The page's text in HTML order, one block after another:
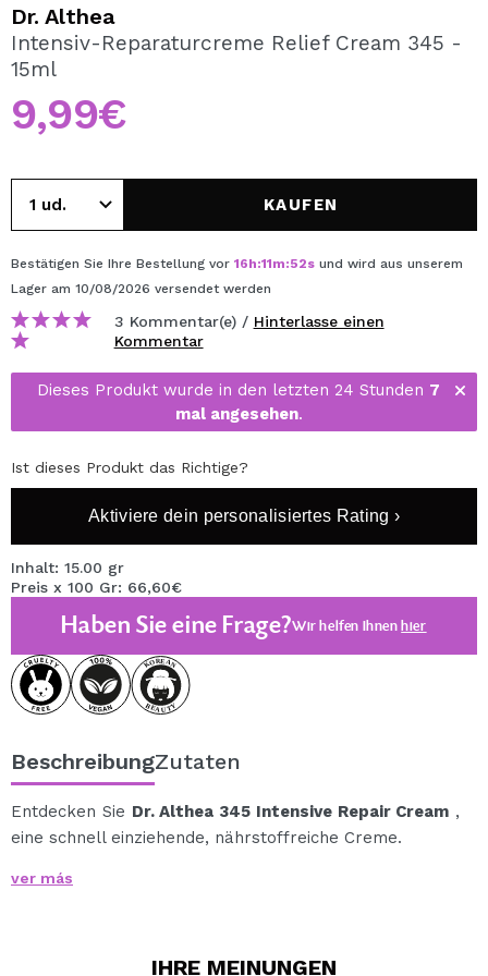
REGISTRIEREN
Durch die Erstellung eines Kontos bei Maquillalia.de
können Sie Ihre Einkäufe schnell tätigen, den Status Ihrer
Bestellungen überprüfen und Ihre bisherigen Vorgänge
einsehen.
BENUTZERKONTO ERSTELLEN
Dr. Althea
Intensiv-Reparaturcreme Relief Cream 345 -
15ml
9,99€
KAUFEN
Bestätigen Sie Ihre Bestellung vor 16h:11m:51sund wird aus unserem
Lager am 10/08/2026 versendet werden
3 Kommentar(e) / Hinterlasse einen
Kommentar
Dieses Produkt wurde in den letzten 24 Stunden 7
mal angesehen.
Ist dieses Produkt das Richtige?
Aktiviere dein personalisiertes Rating ›
Inhalt: 15.00 gr
Preis x 100 Gr: 66,60€
Haben Sie eine Frage?Wir helfen Ihnenhier
BeschreibungZutaten
Entdecken Sie Dr. Althea 345 Intensive Repair Cream ,
eine schnell einziehende, nährstoffreiche Creme.
Gesichtscreme, die speziell für die Pflege von Akne-
Inhaltsstoffe wie Ceramide, Hyaluronsäure, Peptide
ver más
IHRE MEINUNGEN